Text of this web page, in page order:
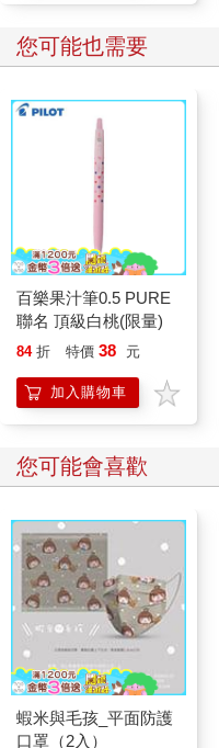
一天晚上，法鼓山的方丈和
尚傾訴我的捨不得，方丈和
同一天晚上，張淑芬女士
人、一位學佛並多行慈善的
死生本有因緣，竟還哭哭
天晚上，她會為尼歐念一整
過了那一晚，尼歐不可思議
這兩年來，我總是在尼歐跑
說，希望他下一世，能得到
脫。
其實，七八年來，我都這樣
諸佛菩薩的智慧慈悲吧。尼
那一個抄經的冬天假期，他
陪伴，其中並沒有密意，就
會，心與心可以直接會通。
假若那個冬天沒有尼歐，一
甚至尼歐到生命的最後一刻
他所患之疾，動物醫生告訴
歐如此，希望在最後時刻能
您可能也需要
百樂果汁筆0.5 PURE
聯名 頂級白桃(限量)
84 折 特價 38 元
加入購物車
您可能會喜歡
蝦米與毛孩_平面防護
口罩（2入）